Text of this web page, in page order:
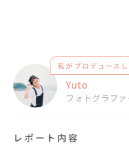
私がプロデュース
Yuto
フォトグラファ
レポート内容